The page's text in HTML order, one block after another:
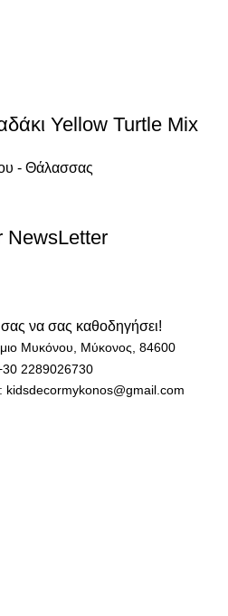
Yellow Turtle Mix
- Θάλασσας
NewsLetter
να σας καθοδηγήσει!
Μυκόνου, Μύκονος, 84600
2289026730
kidsdecormykonos@gmail.com